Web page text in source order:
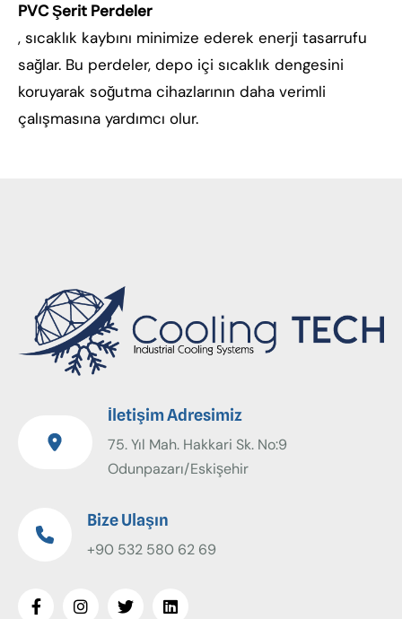
PVC Şerit Perdeler
, sıcaklık kaybını minimize ederek enerji tasarrufu
sağlar. Bu perdeler, depo içi sıcaklık dengesini
koruyarak soğutma cihazlarının daha verimli
çalışmasına yardımcı olur.
İletişim Adresimiz
75. Yıl Mah. Hakkari Sk. No:9
Odunpazarı/Eskişehir
Bize Ulaşın
+90 532 580 62 69